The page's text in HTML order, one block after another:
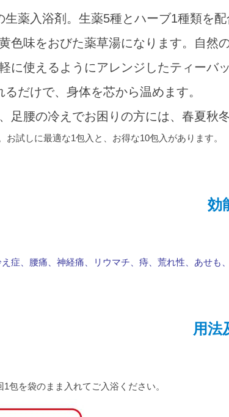
薬入浴剤。生薬5種とハーブ1種類を配
色味をおびた薬草湯になります。自然
に使えるようにアレンジしたティーバッ
だけで、身体を芯から温めます。
足腰の冷えでお困りの方には、春夏秋
お試しに最適な1包入と、お得な10包入があります。
効
症、腰痛、神経痛、リウマチ、痔、荒れ性、あせも
用法
包を袋のまま入れてご入浴ください。